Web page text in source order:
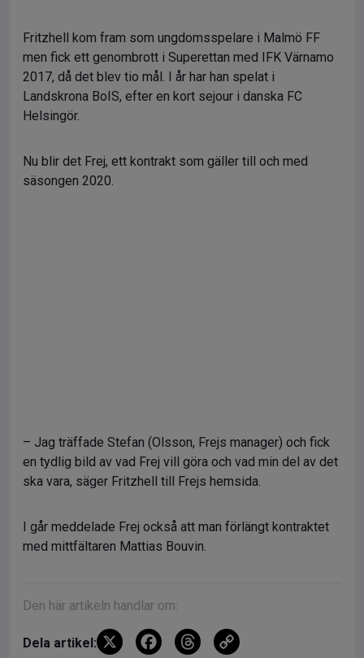
Fritzhell kom fram som ungdomsspelare i Malmö FF
men fick ett genombrott i Superettan med IFK Värnamo
2017, då det blev tio mål. I år har han spelat i
Landskrona BoIS, efter en kort sejour i danska FC
Helsingör.
Nu blir det Frej, ett kontrakt som gäller till och med
säsongen 2020.
– Jag träffade Stefan (Olsson, Frejs manager) och fick
en tydlig bild av vad Frej vill göra och vad min del av det
ska vara, säger Fritzhell till Frejs hemsida.
I går meddelade Frej också att man förlängt kontraktet
med mittfältaren Mattias Bouvin.
Den här artikeln handlar om:
Dela artikel: X
F
T